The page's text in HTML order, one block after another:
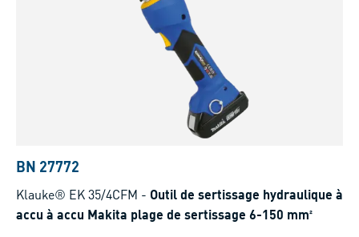
BN 27772
Klauke® EK 35/4CFM - Outil de sertissage hydraulique à
accu à accu Makita plage de sertissage 6-150 mm²